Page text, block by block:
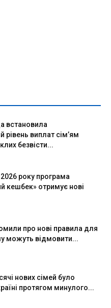
встановила
рівень виплат сім’ям
безвісти...
року програма
кешбек» отримує нові
про нові правила для
можуть відмовити...
нових сімей було
протягом минулого...